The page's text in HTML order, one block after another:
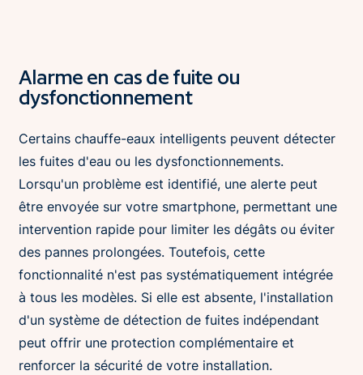
Alarme en cas de fuite ou
dysfonctionnement
Certains chauffe-eaux intelligents peuvent détecter
les fuites d'eau ou les dysfonctionnements.
Lorsqu'un problème est identifié, une alerte peut
être envoyée sur votre smartphone, permettant une
intervention rapide pour limiter les dégâts ou éviter
des pannes prolongées. Toutefois, cette
fonctionnalité n'est pas systématiquement intégrée
à tous les modèles. Si elle est absente, l'installation
d'un système de détection de fuites indépendant
peut offrir une protection complémentaire et
renforcer la sécurité de votre installation.